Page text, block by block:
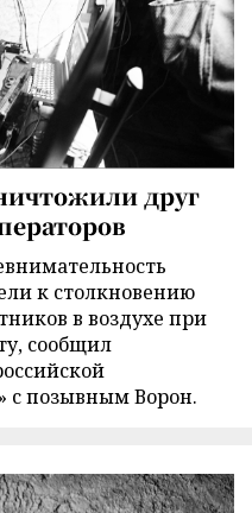
друг
к столкновению
в воздухе при
сообщил
с позывным Ворон.